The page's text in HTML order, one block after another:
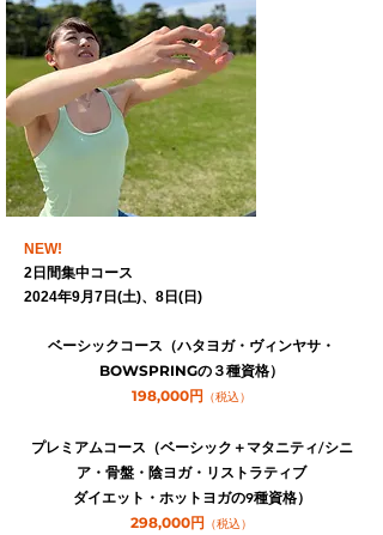
NEW!
2日間集中コース
2024年9月7日(土)、8日(日)
ベーシックコース（ハタヨガ・ヴィンヤサ・
BOWSPRINGの３種資格）
198,000円 （税込）
プレミアムコース（ベーシック＋マタニティ/シニ
ア・骨盤・陰ヨガ・リストラティブ
ダイエット・ホットヨガの9種資格）
298,000円 （税込）